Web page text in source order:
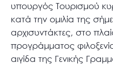
υπουργός Τουρισμού
κατά την ομιλία της
αρχισυντάκτες, στο
προγράμματος
αιγίδα της Γενικής